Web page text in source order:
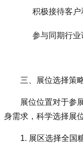
积极接待客户
参与同期行业
三、展位选择策
展位位置对于参
身需求，科学选择展
1. 展区选择全国